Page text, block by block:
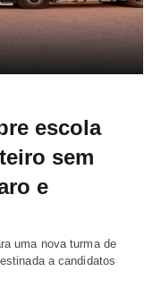
escola
sem
e
uma nova turma de
a candidatos